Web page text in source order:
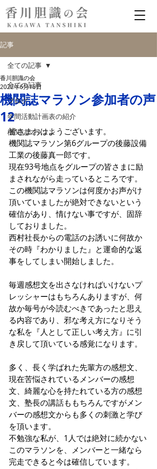
記事
全ての記事
ブログ
年間活動計画表の紹介
機関誌マラソン
全ての記事
機関誌マラソン参加者の声
12
香川胆識の会
2022年6月16日
皆さまおはようございます。
機関誌マラソン第6グループの後藤設備
工業の後藤真一郎です。
現在93号地点をグループの皆さまに励
まされながら走っているところです。
この機関誌マラソンは何度かお声がけ
頂いていましたが絶対できないという
確信があり、情けない事ですが、固辞
しておりました。
西村社長からの電話のお誘いに何故か
その時『わかりました』と運命的な返
事をしてしまい開始しました。
毎週感想文を出さなければいけないプ
レッシャーはもちろんありますが、何
故か毎号が今読むべきであったと思え
る内容であり、邪な考え方になりそう
な私を『人として正しい考え方』に引
き戻して頂いている感覚になります。
多く、長く学ばれた先輩方の感想文、
現在苦悩されているメンバーの感想
文、綺麗な心を持たれている方の感想
文、塾長の講話ももちろんですがメン
バーの感想文からも多くの刺激と学び
を頂います。
不勉強な私が、1人では絶対に続かない
このマラソンを、メンバーと一緒なら
完走できると今は確信しています。